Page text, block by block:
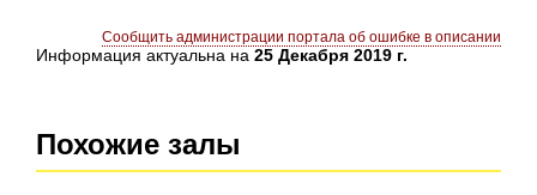
Сообщить администрации портала об ошибке в описании
Информация актуальна на 25 Декабря 2019 г.
Похожие залы